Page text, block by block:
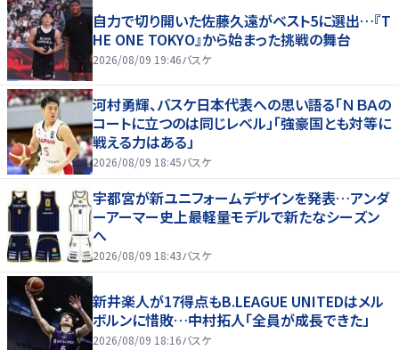
自力で切り開いた佐藤久遠がベスト5に選出…『T
HE ONE TOKYO』から始まった挑戦の舞台
2026/08/09 19:46バスケ
河村勇輝、バスケ日本代表への思い語る「ＮＢＡの
コートに立つのは同じレベル」「強豪国とも対等に
戦える力はある」
2026/08/09 18:45バスケ
宇都宮が新ユニフォームデザインを発表…アンダ
ーアーマー史上最軽量モデルで新たなシーズン
へ
2026/08/09 18:43バスケ
新井楽人が17得点もB.LEAGUE UNITEDはメル
ボルンに惜敗…中村拓人「全員が成長できた」
2026/08/09 18:16バスケ